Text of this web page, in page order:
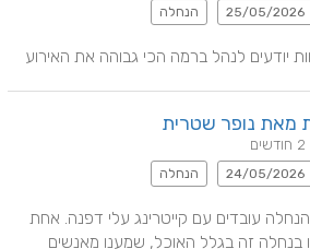
25/05/2026 הנחלה
יודעים לנהל ברמה הכי גבוהה את האירוע
מאת נופר שטרית
24/05/2026 הנחלה